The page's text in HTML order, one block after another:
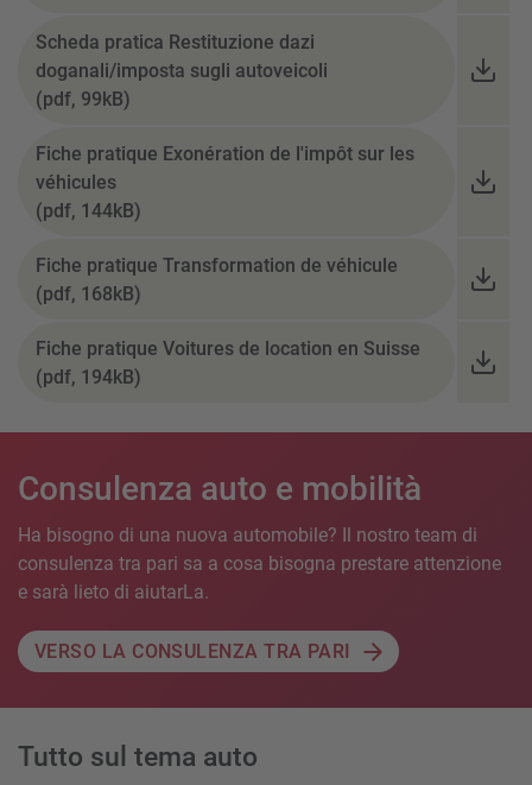
Scheda pratica Restituzione dazi
doganali/imposta sugli autoveicoli
(pdf, 99kB)
Fiche pratique Exonération de l'impôt sur les
véhicules
(pdf, 144kB)
Fiche pratique Transformation de véhicule
(pdf, 168kB)
Fiche pratique Voitures de location en Suisse
(pdf, 194kB)
Consulenza auto e mobilità
Ha bisogno di una nuova automobile? Il nostro team di
consulenza tra pari sa a cosa bisogna prestare attenzione
e sarà lieto di aiutarLa.
VERSO LA CONSULENZA TRA PARI
Tutto sul tema auto